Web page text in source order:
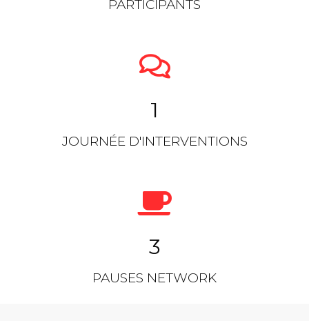
PARTICIPANTS
1
JOURNÉE D'INTERVENTIONS
3
PAUSES NETWORK